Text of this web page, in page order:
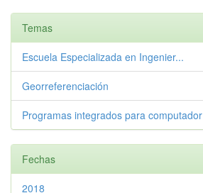
Temas
Escuela Especializada en Ingenier...
Georreferenciación
Programas integrados para computador
Fechas
2018